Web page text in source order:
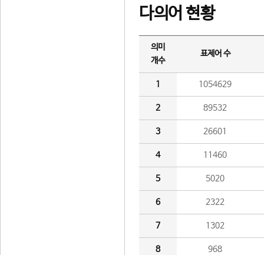
다의어 현황
의미
개수
표제어 수
1 1054629
2 89532
3 26601
4 11460
5 5020
6 2322
7 1302
8 968